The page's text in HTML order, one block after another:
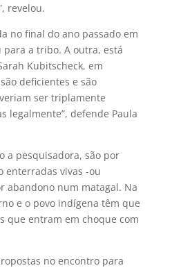
revelou.
no final do ano passado em
para a tribo. A outra, está
Kubitscheck, em
deficientes e são
ser triplamente
legalmente”, defende Paula
a pesquisadora, são por
enterradas vivas -ou
abandono num matagal. Na
e o povo indígena têm que
que entram em choque com
no encontro para